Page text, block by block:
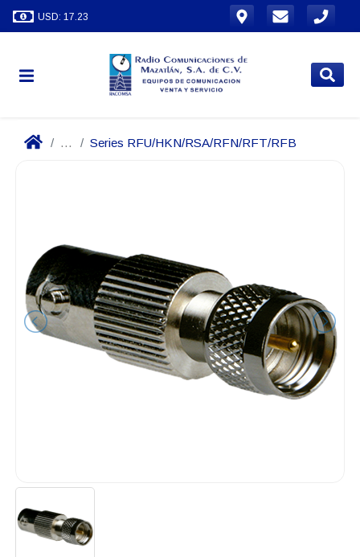
USD: 17.23
... Series RFU/HKN/RSA/RFN/RFT/RFB